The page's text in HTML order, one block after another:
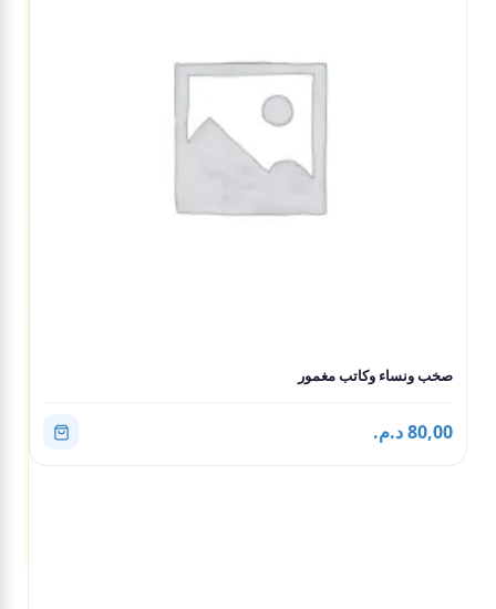
صخب ونساء وكاتب مغمور
80,00 د.م.